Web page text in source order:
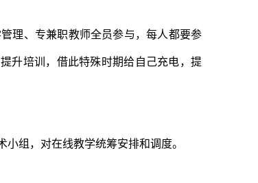
理、专兼职教师全员参与，每人都要参
升培训，借此特殊时期给自己充电，提
组，对在线教学统筹安排和调度。